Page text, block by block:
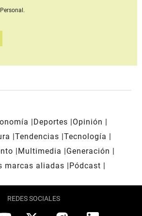
Deportes
Opinión
Tendencias Tecnología
Multimedia
Generación
marcas aliadas
Pódcast
REDES SOCIALES